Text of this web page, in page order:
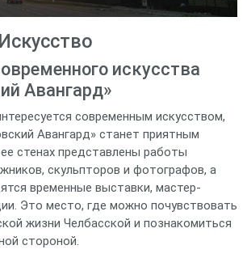
искусства
Авангард»
современным искусством,
Авангард» станет приятным
стенах представлены работы
скульпторов и фотографов, а
временные выставки, мастер-
Это место, где можно почувствовать
жизни Челбасской и познакомиться
стороной.